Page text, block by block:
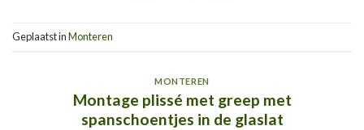
Geplaatst inMonteren
MONTEREN
Montage plissé met greep met
spanschoentjes in de glaslat